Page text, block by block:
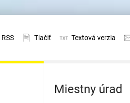
RSS Tlačiť Textová verzia
Miestny úrad